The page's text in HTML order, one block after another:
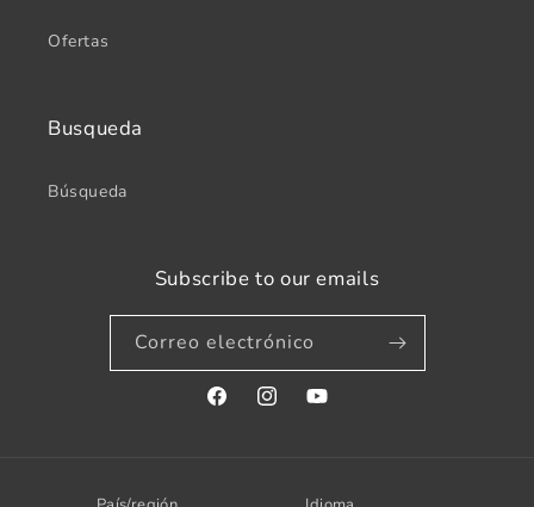
Ofertas
Busqueda
Búsqueda
Subscribe to our emails
Correo electrónico
FacebookInstagramYouTube